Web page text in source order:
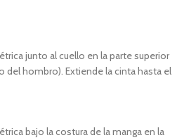
junto al cuello en la parte superior
del hombro). Extiende la cinta hasta el
bajo la costura de la manga en la